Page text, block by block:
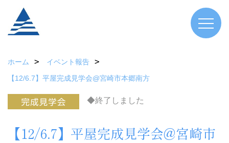
ホーム
イベント報告
【12/6.7】平屋完成見学会@宮崎市本郷南方
◆終了しました
【12/6.7】平屋完成見学会@宮崎市